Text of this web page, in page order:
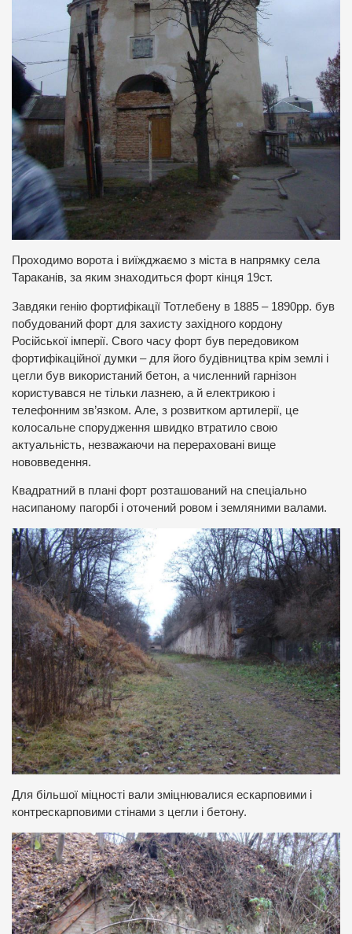
Проходимо ворота і виїжджаємо з міста в напрямку села
Тараканів, за яким знаходиться форт кінця 19ст.
Завдяки генію фортифікації Тотлебену в 1885 – 1890рр. був
побудований форт для захисту західного кордону
Російської імперії. Свого часу форт був передовиком
фортифікаційної думки – для його будівництва крім землі і
цегли був використаний бетон, а численний гарнізон
користувався не тільки лазнею, а й електрикою і
телефонним зв’язком. Але, з розвитком артилерії, це
колосальне спорудження швидко втратило свою
актуальність, незважаючи на перераховані вище
нововведення.
Квадратний в плані форт розташований на спеціально
насипаному пагорбі і оточений ровом і земляними валами.
Для більшої міцності вали зміцнювалися ескарповими і
контрескарповими стінами з цегли і бетону.